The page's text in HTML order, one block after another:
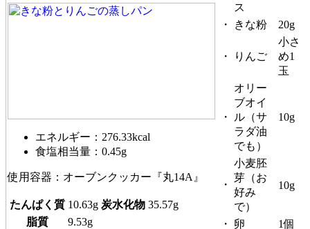
エネルギー：276.33kcal
食塩相当量：0.45g
使用容器：オーブンクッカー『丸14A』
たんぱく質 10.63g 炭水化物 35.57g
脂質
9.53g
ス
・
きな粉 20g
・ りんご
小さ
め1
玉
・
オリー
ブオイ
ル（サ
ラダ油
でも）
10g
・
小麦胚
芽（お
好み
で）
10g
・ 卵
1個